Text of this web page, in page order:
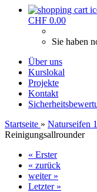
CHF 0.00
Sie haben
Über uns
Kurslokal
Projekte
Kontakt
Startseite » Naturseifen
Reinigungsallrounder
« Erster
« zurück
weiter »
Letzter »